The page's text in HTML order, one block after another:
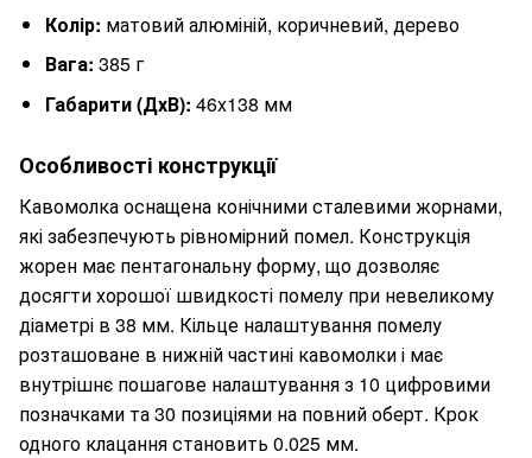
Колір: матовий алюміній, коричневий, дерево
Вага: 385 г
Габарити (ДхВ): 46x138 мм
Особливості конструкції
Кавомолка оснащена конічними сталевими жорнами,
які забезпечують рівномірний помел. Конструкція
жорен має пентагональну форму, що дозволяє
досягти хорошої швидкості помелу при невеликому
діаметрі в 38 мм. Кільце налаштування помелу
розташоване в нижній частині кавомолки і має
внутрішнє пошагове налаштування з 10 цифровими
позначками та 30 позиціями на повний оберт. Крок
одного клацання становить 0.025 мм.